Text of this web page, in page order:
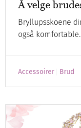
Å velge
Bryllupsskoene
også
Accessoirer Brud